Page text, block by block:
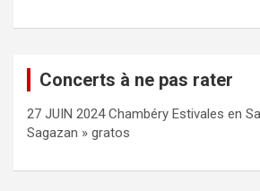
Concerts à ne pas rater
27 JUIN 2024 Chambéry Estivales en
Sagazan » gratos